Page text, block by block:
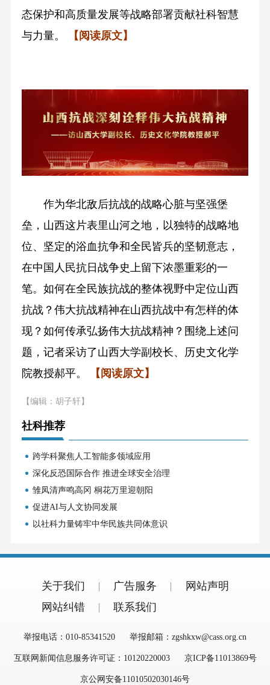
态保护和高质量发展等战略部署贡献社科智慧
与力量。
【阅读原文】
作为华北敌后抗战的战略心脏与坚强堡
垒，山西这片表里山河之地，以独特的战略地
位、坚定的浴血抗争和全民皆兵的坚韧意志，
在中国人民抗日战争史上留下浓墨重彩的一
笔。如何在全民族抗战的整体视野中定位山西
抗战？伟大抗战精神在山西抗战中有怎样的体
现？如何传承弘扬伟大抗战精神？围绕上述问
题，记者采访了山西大学副校长、历史文化学
院教授郝平。
【阅读原文】
【编辑：胡子轩】
社科推荐
跨学科聚焦人工智能多领域应用
深化反恐国际合作 推进全球安全治理
雏凤清声鸣高冈 桐花万里迎朝阳
促进AI与人文协同发展
以社科力量铸牢中华民族共同体意识
关于我们 广告服务
网站声明
网站纠错
联系我们
举报电话：010-85341520 举报邮箱：zgshkxw@cass.org.cn
互联网新闻信息服务许可证：10120220003 京ICP备11013869号
京公网安备11010502030146号